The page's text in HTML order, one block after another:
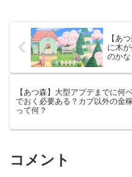
【あ
に木
のかな
【あつ森】大型アプデまでに何
でおく必要ある？カブ以外の金
って何？
コメント